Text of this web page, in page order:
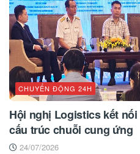
CHUYỂN ĐỘNG 24H
Hội nghị Logistics kết
cấu trúc chuỗi cung ứng
24/07/2026